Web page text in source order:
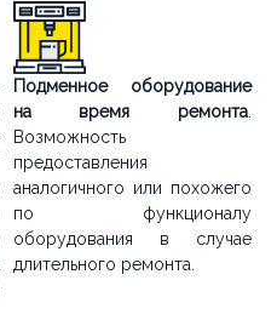
Подменное оборудование
на время ремонта.
Возможность
предоставления
аналогичного или похожего
по функционалу
оборудования в случае
длительного ремонта.